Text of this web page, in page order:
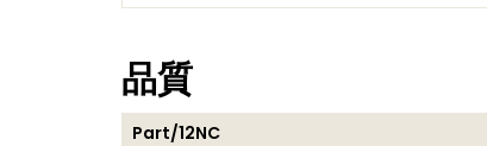
品質
Part/12NC